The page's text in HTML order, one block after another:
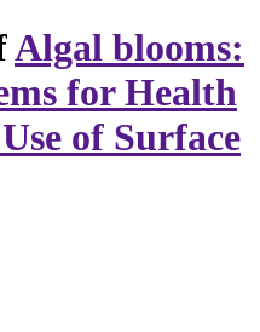
Algal blooms:
for Health
of Surface